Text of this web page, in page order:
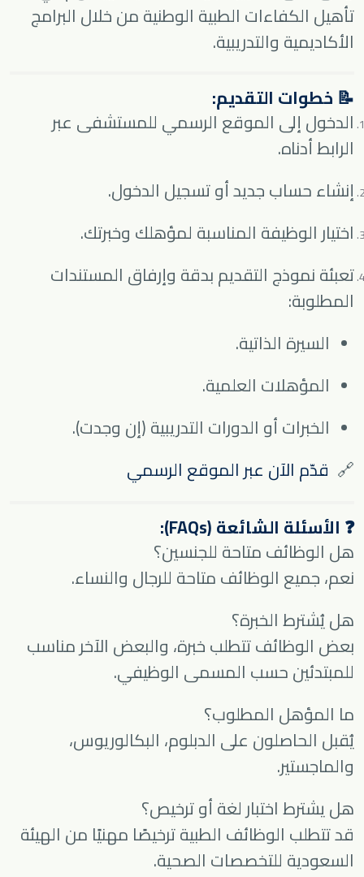
تأهيل الكفاءات الطبية الوطنية من خلال البرامج
الأكاديمية والتدريبية.
📝 خطوات التقديم:
الدخول إلى الموقع الرسمي للمستشفى عبر
الرابط أدناه.
إنشاء حساب جديد أو تسجيل الدخول.
اختيار الوظيفة المناسبة لمؤهلك وخبرتك.
تعبئة نموذج التقديم بدقة وإرفاق المستندات
المطلوبة:
السيرة الذاتية.
المؤهلات العلمية.
الخبرات أو الدورات التدريبية (إن وجدت).
🔗 قدّم الآن عبر الموقع الرسمي
❓ الأسئلة الشائعة (FAQs):
هل الوظائف متاحة للجنسين؟
نعم، جميع الوظائف متاحة للرجال والنساء.
هل يُشترط الخبرة؟
بعض الوظائف تتطلب خبرة، والبعض الآخر مناسب
للمبتدئين حسب المسمى الوظيفي.
ما المؤهل المطلوب؟
يُقبل الحاصلون على الدبلوم، البكالوريوس،
والماجستير.
هل يشترط اختبار لغة أو ترخيص؟
قد تتطلب الوظائف الطبية ترخيصًا مهنيًا من الهيئة
السعودية للتخصصات الصحية.